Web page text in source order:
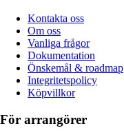
Kontakta oss
Om oss
Vanliga frågor
Dokumentation
Önskemål & roadmap
Integritetspolicy
Köpvillkor
För arrangörer